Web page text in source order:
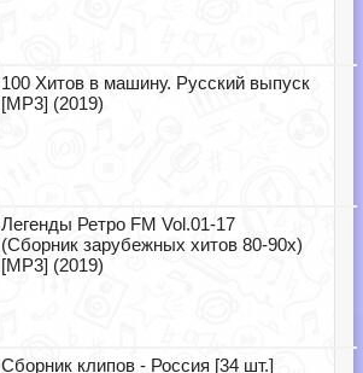
100 Хитов в машину. Русский выпуск
[MP3] (2019)
Легенды Ретро FM Vol.01-17
(Сборник зарубежных хитов 80-90х)
[MP3] (2019)
Сборник клипов - Россия [34 шт.]